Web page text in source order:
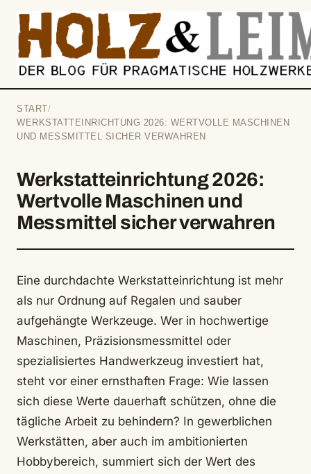
springen
START /
WERKSTATTEINRICHTUNG 2026: WERTVOLLE MASCHINEN
UND MESSMITTEL SICHER VERWAHREN
Werkstatteinrichtung 2026:
Wertvolle Maschinen und
Messmittel sicher verwahren
Eine durchdachte Werkstatteinrichtung ist mehr
als nur Ordnung auf Regalen und sauber
aufgehängte Werkzeuge. Wer in hochwertige
Maschinen, Präzisionsmessmittel oder
spezialisiertes Handwerkzeug investiert hat,
steht vor einer ernsthaften Frage: Wie lassen
sich diese Werte dauerhaft schützen, ohne die
tägliche Arbeit zu behindern? In gewerblichen
Werkstätten, aber auch im ambitionierten
Hobbybereich, summiert sich der Wert des